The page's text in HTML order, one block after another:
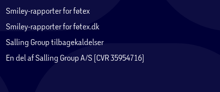
Smiley-rapporter for føtex
Smiley-rapporter for føtex.dk
Salling Group tilbagekaldelser
En del af Salling Group A/S (CVR 35954716)